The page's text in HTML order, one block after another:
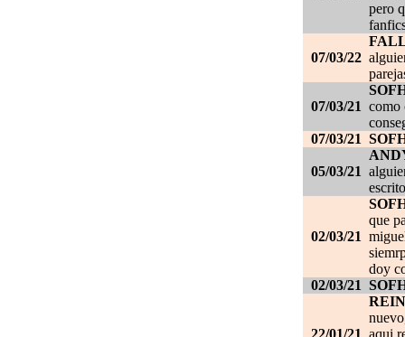
pero
07/03/22
07/03/21 como
07/03/21
05/03/21
02/03/21
que
doy
02/03/21